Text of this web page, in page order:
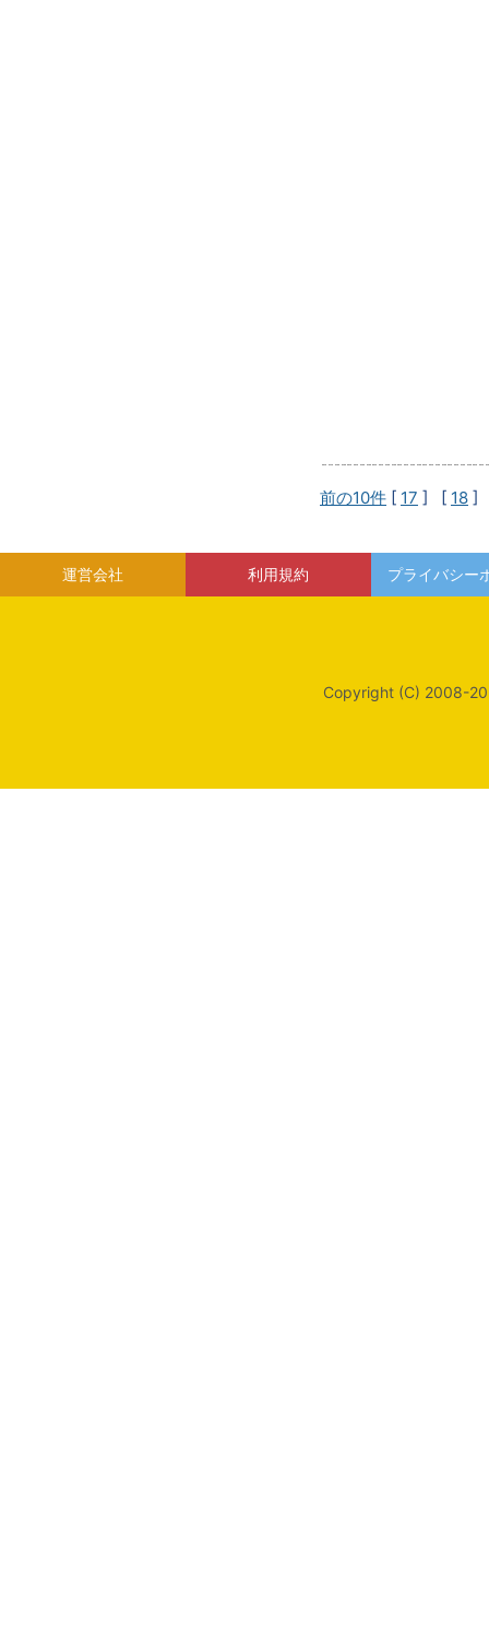
前の10件 [ 17 ] [ 18 ]
運営会社 利用規約 プライバシー
Copyright (C) 2008-